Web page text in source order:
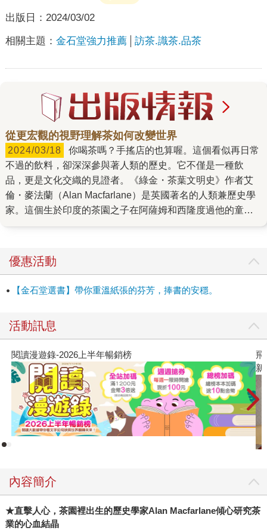
出版日： 2024/03/02
相關主題： 金石堂強力推薦 訪茶.識茶.品茶
從更宏觀的視野理解茶如何改變世界
2024/03/18
不過的飲料，卻深深參與著人類的歷史。它不僅是一種飲
品，更是文化交織的見證者。《綠金・茶葉文明史》作者艾
倫・麥法蘭（Alan Macfarlane）是英國著名的人類兼歷史學
家。這個生於印度的茶園之子在阿薩姆和西隆度過他的童年
古的歷史。 茶在中國逾兩千年的飲用歷史中，分別扮演著不
同的角色：在西漢是一種藥物，在唐朝乃上流社會的雅項，
而宋朝又出現了專業而具體的品茗法。8世紀中葉，隔壁棚的
百年，我們除了見證茶對英國工業革命的隱形推力，東印度
裡，艾倫拋出這個抓人眼球的提問：為何工業革命發生在英
國？又為什麼發生在18世紀？對他來說，茶和啤酒或許就是
推動這場革命的一大解答：茶裡的活性成分「單寧」、啤酒
花的防腐特性，加上兩者都以開水製成，這促使城市在蓬勃
發展的過程中免於痢疾等水傳播疾病的危害。要知道，18世
紀前的歐洲，其飲水條件是很糟糕的，茶的引入可謂改善了
英國人的健康、降低嬰兒死亡率，甚至間接促進人口成長。
已植根世界各地，成為繁榮文明不可或缺的一環。 深入剖析
茶的科學面向，我們可以看到茶、啤酒、咖啡等主流飲料，
為何會走向如此截然不同的命運。茶雖然也有提神醒腦的咖
啡因，但卻有茶多酚等化合物作為緩衝，不易造成副作用。
優惠活動
【金石堂選書】帶你重溫紙張的芬芳，捧書的安穩。
活動訊息
閱讀漫遊錄-2026上半年暢銷榜
飛
新
內容簡介
★直擊人心，茶園裡出生的歷史學家Alan Macfarlane傾心研究茶
業的心血結晶